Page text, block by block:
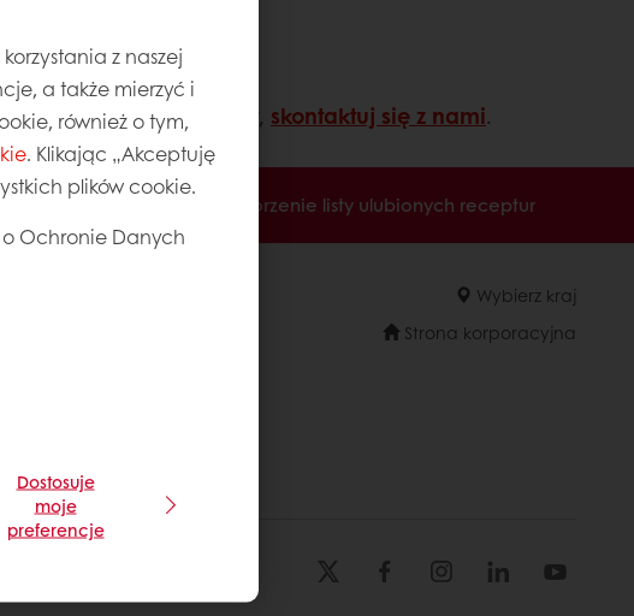
produktów, skontaktuj się z nami.
z naszej
a także mierzyć i
również o tym,
. Klikając „Akceptuję
plików cookie.
Ochronie Danych
Dostosuje
moje
preferencje
elektronicznej Tworzenie listy ulubionych receptur
Wybierz kraj
Strona korporacyjna